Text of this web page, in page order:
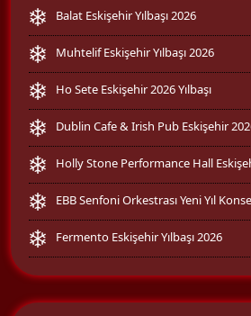
Balat Eskişehir Yılbaşı 2026
Muhtelif Eskişehir Yılbaşı 2026
Ho Sete Eskişehir 2026 Yılbaşı
Dublin Cafe & Irish Pub Eskişehir
Holly Stone Performance Hall
EBB Senfoni Orkestrası Yeni Yıl
Fermento Eskişehir Yılbaşı 2026